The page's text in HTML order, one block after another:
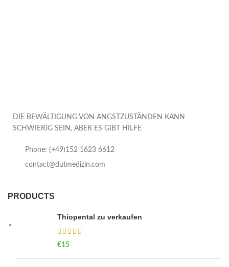
DIE BEWÄLTIGUNG VON ANGSTZUSTÄNDEN KANN
SCHWIERIG SEIN, ABER ES GIBT HILFE
Phone: (+49)152 1623 6612
contact@dutmedizin.com
PRODUCTS
Thiopental zu verkaufen
€15